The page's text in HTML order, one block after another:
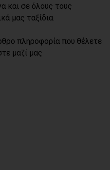
και σε όλους τους
μας ταξίδια.
πληροφορία που θέλετε
μαζί μας